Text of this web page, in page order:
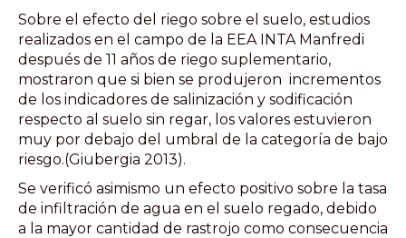
Sobre el efecto del riego sobre el suelo, estudios
realizados en el campo de la EEA INTA Manfredi
después de 11 años de riego suplementario,
mostraron que si bien se produjeron incrementos
de los indicadores de salinización y sodificación
respecto al suelo sin regar, los valores estuvieron
muy por debajo del umbral de la categoría de bajo
riesgo.(Giubergia 2013).
Se verificó asimismo un efecto positivo sobre la tasa
de infiltración de agua en el suelo regado, debido
a la mayor cantidad de rastrojo como consecuencia